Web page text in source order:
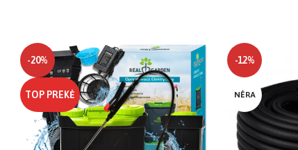
-20%
TOP PREKĖ
-12%
NĖRA